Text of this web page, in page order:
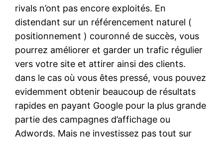
rivals n’ont pas encore exploités. En
distendant sur un référencement naturel (
positionnement ) couronné de succès, vous
pourrez améliorer et garder un trafic régulier
vers votre site et attirer ainsi des clients.
dans le cas où vous êtes pressé, vous pouvez
evidemment obtenir beaucoup de résultats
rapides en payant Google pour la plus grande
partie des campagnes d’affichage ou
Adwords. Mais ne investissez pas tout sur